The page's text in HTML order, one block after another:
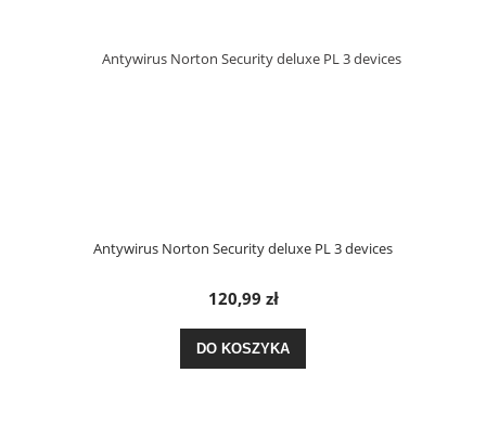
Antywirus Norton Security deluxe PL 3 devices
120,99 zł
DO KOSZYKA